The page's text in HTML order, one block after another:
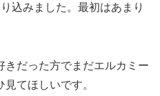
込みました。最初はあまり
きだった方でまだエルカミー
てほしいです。